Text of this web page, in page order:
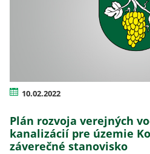
10.02.2022
Plán rozvoja verejných
kanalizácií pre územie
záverečné stanovisko